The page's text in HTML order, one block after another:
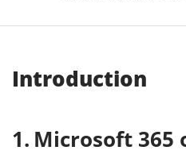
Introduction
Microsoft 365